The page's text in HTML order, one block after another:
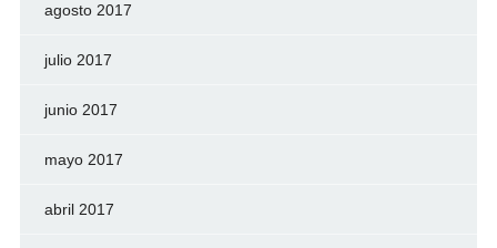
agosto 2017
julio 2017
junio 2017
mayo 2017
abril 2017